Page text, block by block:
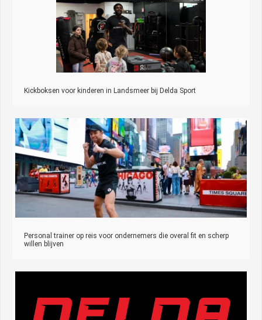
Kickboksen voor kinderen in Landsmeer bij Delda Sport
Personal trainer op reis voor ondernemers die overal fit en scherp
willen blijven